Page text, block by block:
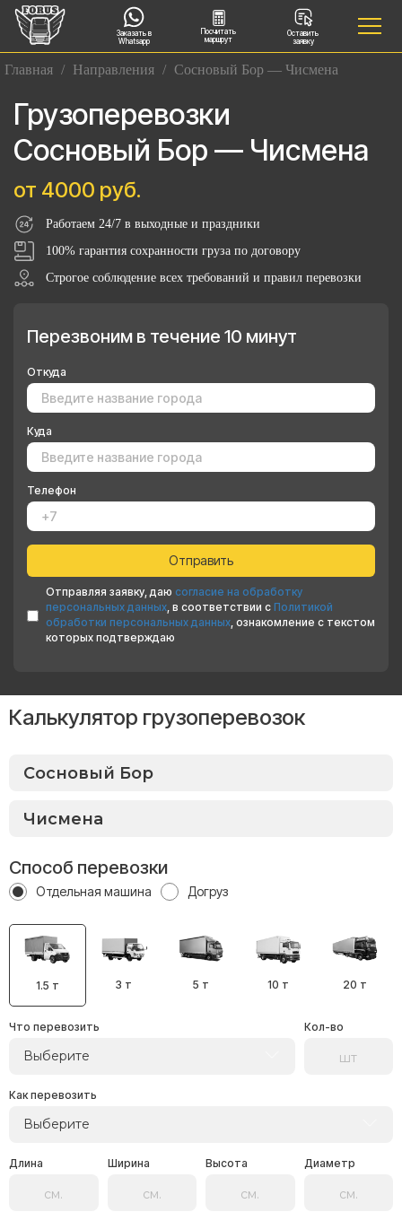
Заказать в
Whatsapp
Посчитать
маршрут
Оставить
заявку
Главная / Направления / Сосновый Бор — Чисмена
Грузоперевозки
Сосновый Бор — Чисмена
от 4000 руб.
Работаем 24/7 в выходные и праздники
100% гарантия сохранности груза по договору
Строгое соблюдение всех требований и правил перевозки
Перезвоним в течение 10 минут
Откуда
Куда
Телефон
Отправляя заявку, даю согласие на обработку
персональных данных, в соответствии с Политикой
обработки персональных данных, ознакомление с текстом
которых подтверждаю
Калькулятор грузоперевозок
Способ перевозки
Отдельная машина Догруз
1.5 т 3 т 5 т 10 т 20 т
Что перевозить
Выберите
Кол-во
Как перевозить
Выберите
Длина Ширина Высота Диаметр